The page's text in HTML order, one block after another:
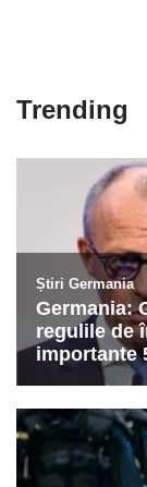
Trending